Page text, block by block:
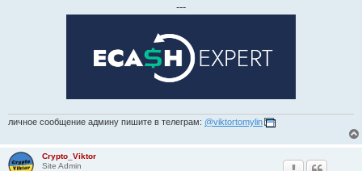
---
личное сообщение админу пишите в телеграм: @viktortomylin
Crypto_Viktor
Site Admin